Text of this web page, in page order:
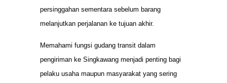
persinggahan sementara sebelum barang
melanjutkan perjalanan ke tujuan akhir.
Memahami fungsi gudang transit dalam
pengiriman ke Singkawang menjadi penting bagi
pelaku usaha maupun masyarakat yang sering